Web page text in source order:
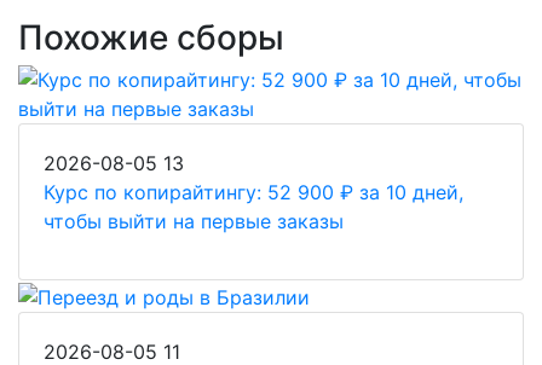
Похожие сборы
2026-08-05 13
Курс по копирайтингу: 52 900 ₽ за 10 дней,
чтобы выйти на первые заказы
2026-08-05 11